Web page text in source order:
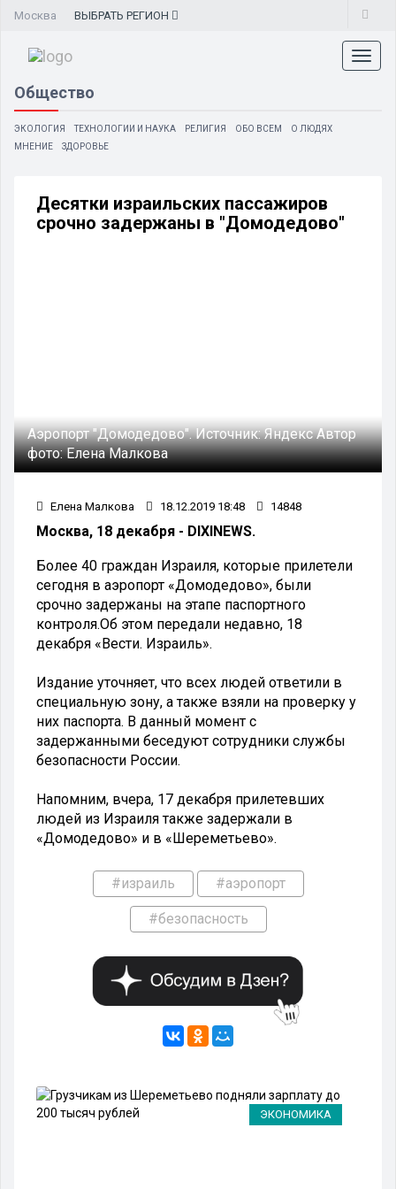
Москва ВЫБРАТЬ РЕГИОН
Общество
ЭКОЛОГИЯ ТЕХНОЛОГИИ И НАУКА РЕЛИГИЯ ОБО ВСЕМ
О ЛЮДЯХ
МНЕНИЕ
ЗДОРОВЬЕ
Десятки израильских пассажиров
срочно задержаны в "Домодедово"
Аэропорт "Домодедово".Источник:ЯндексАвтор
фото:Елена Малкова
Елена Малкова 18.12.2019 18:48 14848
Москва, 18 декабря - DIXINEWS.
Более 40 граждан Израиля, которые прилетели
сегодня в аэропорт «Домодедово», были
срочно задержаны на этапе паспортного
контроля.Об этом передали недавно, 18
декабря «Вести. Израиль».
Издание уточняет, что всех людей ответили в
специальную зону, а также взяли на проверку у
них паспорта. В данный момент с
задержанными беседуют сотрудники службы
безопасности России.
Напомним, вчера, 17 декабря прилетевших
людей из Израиля также задержали в
«Домодедово» и в «Шереметьево».
#израиль #аэропорт
#безопасность
ЭКОНОМИКА